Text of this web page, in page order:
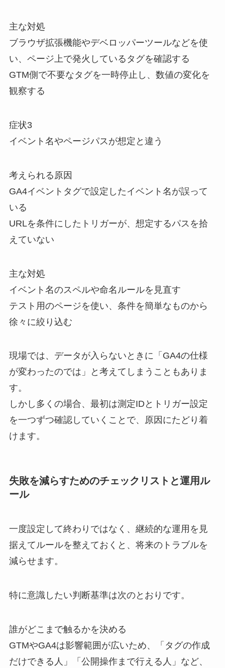
主な対処
ブラウザ拡張機能やデベロッパーツールなどを使
い、ページ上で発火しているタグを確認する
GTM側で不要なタグを一時停止し、数値の変化を
観察する
症状3
イベント名やページパスが想定と違う
考えられる原因
GA4イベントタグで設定したイベント名が誤って
いる
URLを条件にしたトリガーが、想定するパスを拾
えていない
主な対処
イベント名のスペルや命名ルールを見直す
テスト用のページを使い、条件を簡単なものから
徐々に絞り込む
現場では、データが入らないときに「GA4の仕様
が変わったのでは」と考えてしまうこともありま
す。
しかし多くの場合、最初は測定IDとトリガー設定
を一つずつ確認していくことで、原因にたどり着
けます。
失敗を減らすためのチェックリストと運用ル
ール
一度設定して終わりではなく、継続的な運用を見
据えてルールを整えておくと、将来のトラブルを
減らせます。
特に意識したい判断基準は次のとおりです。
誰がどこまで触るかを決める
GTMやGA4は影響範囲が広いため、「タグの作成
だけできる人」「公開操作まで行える人」など、